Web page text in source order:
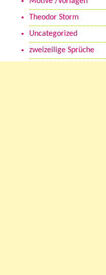
Theodor Storm
Uncategorized
zweizeilige Sprüche